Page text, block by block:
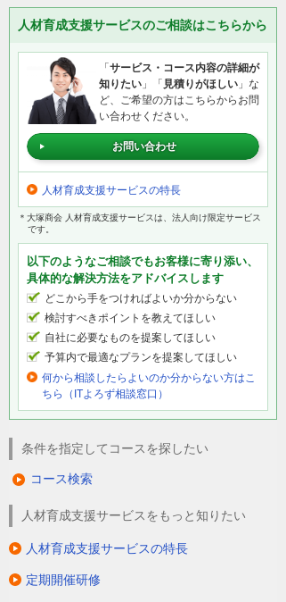
人材育成支援サービスのご相談はこちらから
「 サービス・コース内容の詳細が
知りたい 」「 見積りがほしい 」な
ど、ご希望の方はこちらからお問
い合わせください。
お問い合わせ
人材育成支援サービスの特長
＊大塚商会 人材育成支援サービスは、法人向け限定サービス
です。
以下のようなご相談でもお客様に寄り添い、
具体的な解決方法をアドバイスします
どこから手をつければよいか分からない
検討すべきポイントを教えてほしい
自社に必要なものを提案してほしい
予算内で最適なプランを提案してほしい
何から相談したらよいのか分からない方はこ
ちら（ITよろず相談窓口）
条件を指定してコースを探したい
コース検索
人材育成支援サービスをもっと知りたい
人材育成支援サービスの特長
定期開催研修